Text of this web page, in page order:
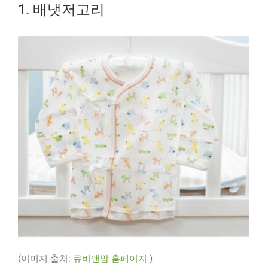
1. 배냇저고리
(이미지 출처: 큐비앤맘 홈페이지 )